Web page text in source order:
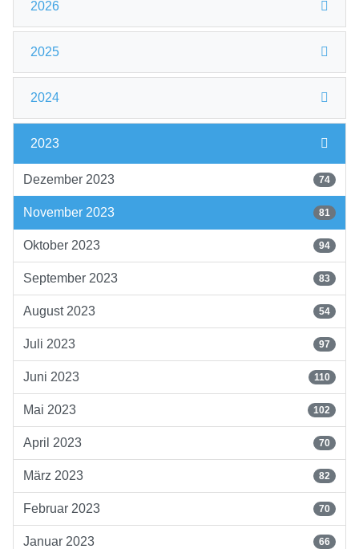
2026
2025
2024
2023
Dezember 2023 74
November 2023 81
Oktober 2023 94
September 2023 83
August 2023 54
Juli 2023 97
Juni 2023 110
Mai 2023 102
April 2023 70
März 2023 82
Februar 2023 70
Januar 2023 66